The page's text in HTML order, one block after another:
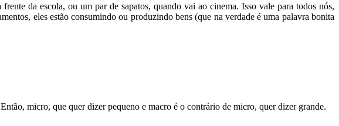
da escola, ou um par de sapatos, quando vai ao cinema. Isso vale para todos nós,
eles estão consumindo ou produzindo bens (que na verdade é uma palavra bonita
micro, que quer dizer pequeno e macro é o contrário de micro, quer dizer grande.